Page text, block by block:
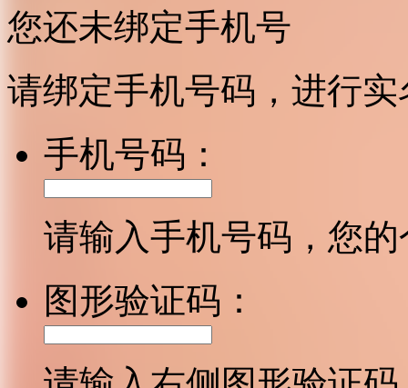
您还未绑定手机号
请绑定手机号码，进行
手机号码：
请输入手机号码，您
图形验证码：